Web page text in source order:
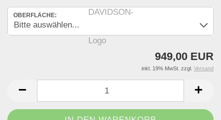
OBERFLÄCHE:
949,00 EUR
inkl. 19% MwSt. zzgl. Versand